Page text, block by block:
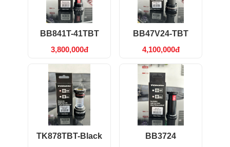
BB841T-41TBT
3,800,000đ
BB47V24-TBT
4,100,000đ
TK878TBT-Black
BB3724